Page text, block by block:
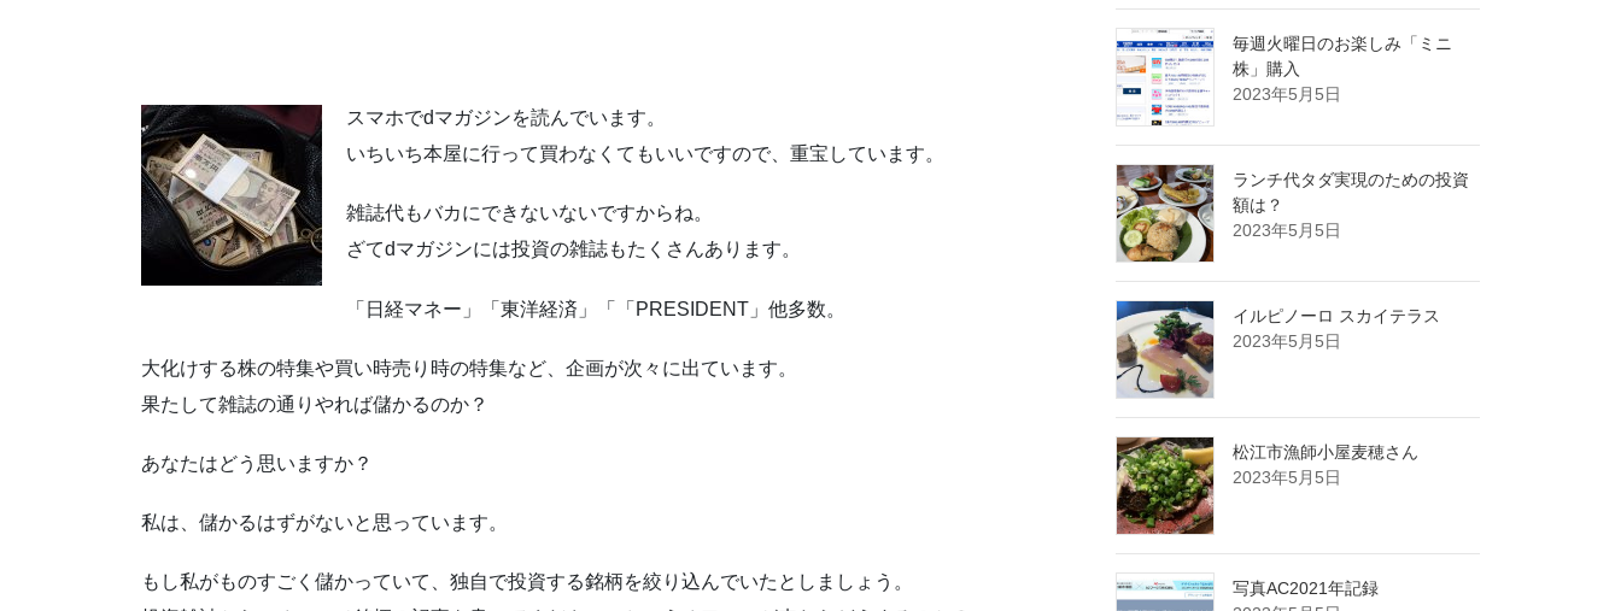
スマホでdマガジンを読んでいます。
いちいち本屋に行って買わなくてもいいですので、重宝しています。
雑誌代もバカにできないないですからね。
ざてdマガジンには投資の雑誌もたくさんあります。
「日経マネー」「東洋経済」「「PRESIDENT」他多数。
大化けする株の特集や買い時売り時の特集など、企画が次々に出ています。
果たして雑誌の通りやれば儲かるのか？
あなたはどう思いますか？
私は、儲かるはずがないと思っています。
もし私がものすごく儲かっていて、独自で投資する銘柄を絞り込んでいたとしましょう。
毎週火曜日のお楽しみ「ミニ
株」購入
2023年5月5日
ランチ代タダ実現のための投資
額は？
2023年5月5日
イルピノーロ スカイテラス
2023年5月5日
松江市漁師小屋麦穂さん
2023年5月5日
写真AC2021年記録